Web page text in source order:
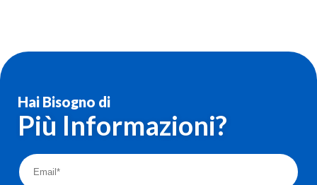
Hai Bisogno di
Più Informazioni?